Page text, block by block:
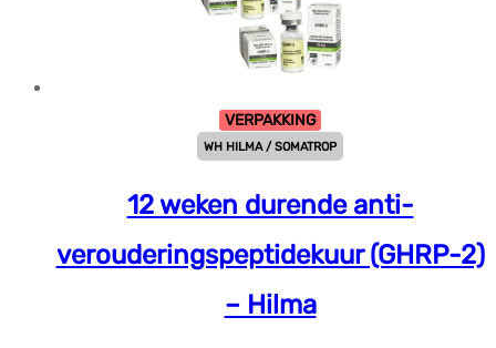
VERPAKKING
WH HILMA / SOMATROP
12 weken durende anti-
verouderingspeptidekuur (GHRP-2)
– Hilma